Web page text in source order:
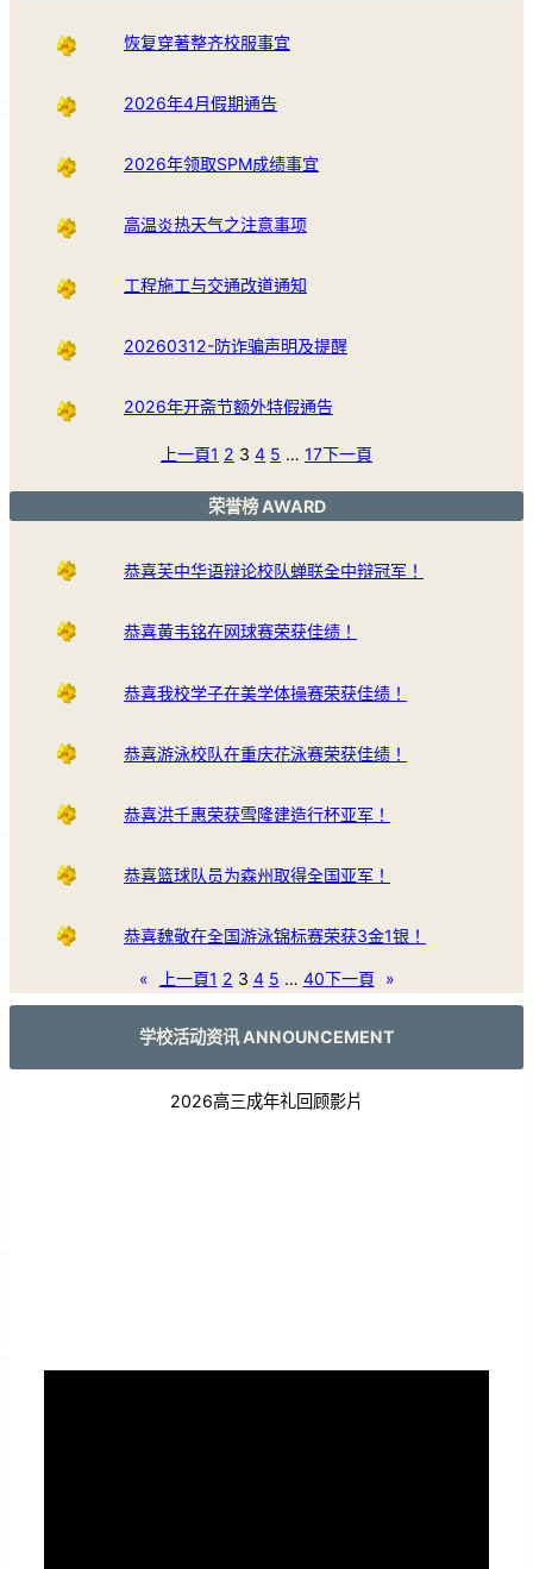
恢复穿著整齐校服事宜
2026年4月假期通告
2026年领取SPM成绩事宜
高温炎热天气之注意事项
工程施工与交通改道通知
20260312-防诈骗声明及提醒
2026年开斋节额外特假通告
上一頁1 2 3 4 5 … 17下一頁
荣誉榜 AWARD
恭喜芙中华语辩论校队蝉联全中辩冠军！
恭喜黄韦铭在网球赛荣获佳绩！
恭喜我校学子在美学体操赛荣获佳绩！
恭喜游泳校队在重庆花泳赛荣获佳绩！
恭喜洪千惠荣获雪隆建造行杯亚军！
恭喜篮球队员为森州取得全国亚军！
恭喜魏敬在全国游泳锦标赛荣获3金1银！
« 上一頁1 2 3 4 5 … 40下一頁 »
学校活动资讯 ANNOUNCEMENT
2026高三成年礼回顾影片